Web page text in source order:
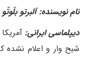
نام نویسنده: آلبرتو بلّوتّو
دیپلماسی ایرانی:
شبح وار و اعلام